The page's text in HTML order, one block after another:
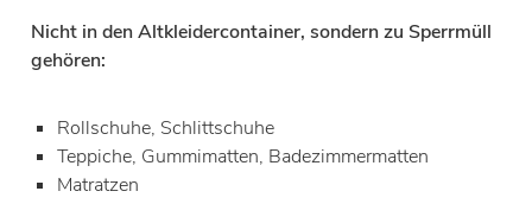
Nicht in den Altkleidercontainer, sondern zu Sperrmüll
gehören:
Rollschuhe, Schlittschuhe
Teppiche, Gummimatten, Badezimmermatten
Matratzen